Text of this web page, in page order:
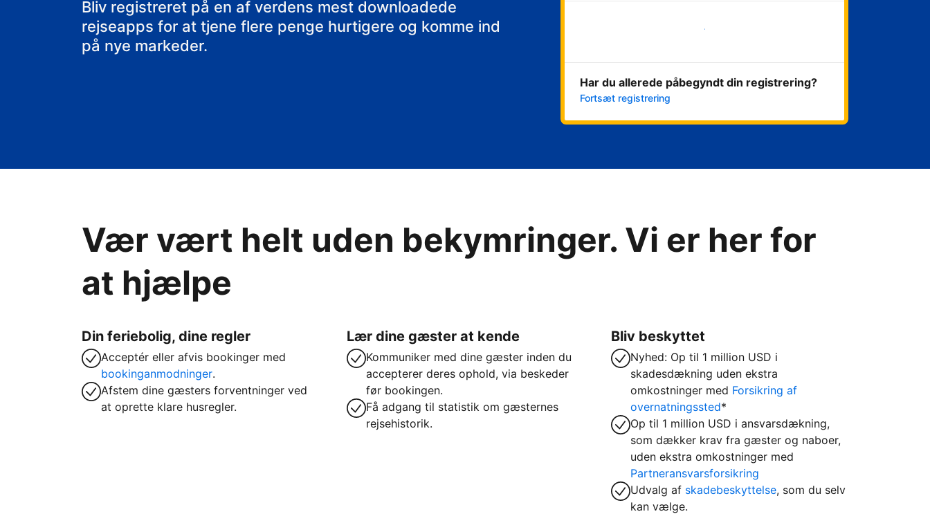
Bliv registreret på en af verdens mest downloadede
rejseapps for at tjene flere penge hurtigere og komme ind
på nye markeder.
Kom i gang med det samme
Har du allerede påbegyndt din registrering?
Fortsæt registrering
Vær vært helt uden bekymringer. Vi er her for
at hjælpe
Din feriebolig, dine regler
Acceptér eller afvis bookinger med
bookinganmodninger.
Afstem dine gæsters forventninger ved
at oprette klare husregler.
Lær dine gæster at kende
Kommuniker med dine gæster inden du
accepterer deres ophold, via beskeder
før bookingen.
Få adgang til statistik om gæsternes
rejsehistorik.
Bliv beskyttet
Nyhed: Op til 1 million USD i
skadesdækning uden ekstra
omkostninger med Forsikring af
overnatningssted*
Op til 1 million USD i ansvarsdækning,
som dækker krav fra gæster og naboer,
uden ekstra omkostninger med
Partneransvarsforsikring
Udvalg af skadebeskyttelse, som du selv
kan vælge.